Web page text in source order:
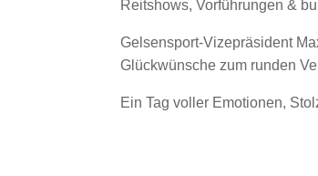
Reitshows, Vorführungen &
Gelsensport-Vizepräsident
Glückwünsche zum runden
Ein Tag voller Emotionen,